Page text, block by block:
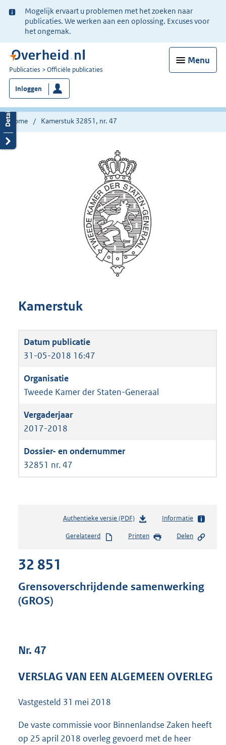
Ter
informatie:
Mogelijk ervaart u problemen met het zoeken naar
publicaties. We werken aan een oplossing. Excuses voor
het ongemak.
Menu
U
bent
nu
hier:
Publicaties Officiële publicaties
Inloggen
Home Kamerstuk 32851, nr. 47
Kamerstuk
31-05-2018 16:47
Tweede Kamer der Staten-Generaal
2017-2018
32851 nr. 47
Authentieke versie (PDF)b
s
s
:
b
Informatie
Gerelateerd Printen Delen
32 851
Grensoverschrijdende samenwerking
(GROS)
Nr. 47
VERSLAG VAN EEN ALGEMEEN OVERLEG
Vastgesteld 31 mei 2018
De vaste commissie voor Binnenlandse Zaken heeft
op 25 april 2018 overleg gevoerd met de heer